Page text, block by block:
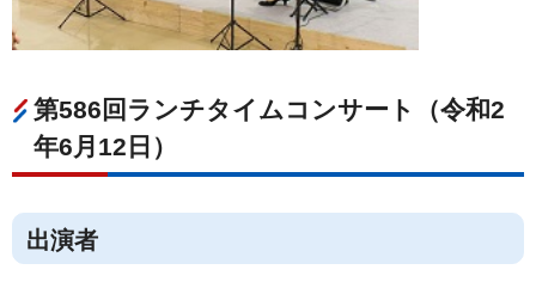
第586回ランチタイムコンサート（令和2
年6月12日）
出演者